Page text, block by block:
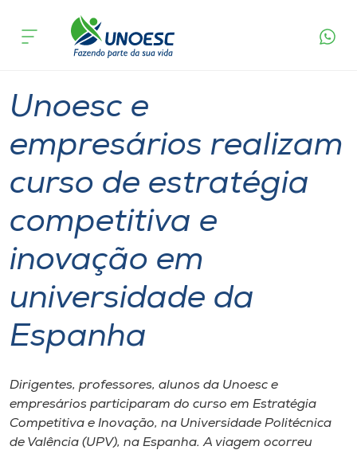
Cursos
Atendimento ao Estudante
Portal de Ensino
Unoesc
Internacionalização
I.nova
Diplomados
acontece
universidade da Espanha
Unoesc e
empresários realizam
curso de estratégia
competitiva e
inovação em
universidade da
Espanha
Dirigentes, professores, alunos da Unoesc e
empresários participaram do curso em Estratégia
Competitiva e Inovação, na Universidade Politécnica
de Valência (UPV), na Espanha. A viagem ocorreu